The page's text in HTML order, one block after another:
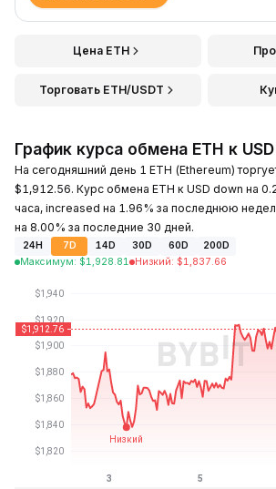
Цена ETH
Торговать ETH/USDT
График курса обмена ETH к USD
На сегодняшний день 1 ETH (Ethereum)
$1,912.56. Курс обмена ETH к USD down на
часа, increased на 1.96% за последнюю
на 8.00% за последние 30 дней.
24H 7D 14D 30D 60D
200D
Максимум: $1,928.81 Низкий: $1,837.66
Последнее обновление: 03:48 GMT+0 2026-08-09